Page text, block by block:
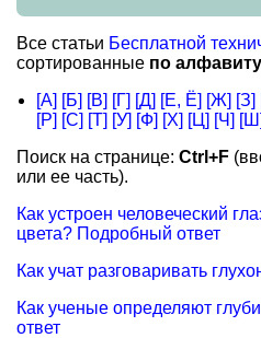
Все статьи Бесплатной
сортированные по алфавиту
[А] [Б] [В] [Г] [Д] [Е, Ё] [Ж] [З]
[Р] [С] [Т] [У] [Ф] [Х] [Ц] [Ч] [Ш]
Поиск на странице: Ctrl+F
или ее часть).
Как устроен человеческий
цвета? Подробный ответ
Как учат разговаривать
Как ученые определяют
ответ